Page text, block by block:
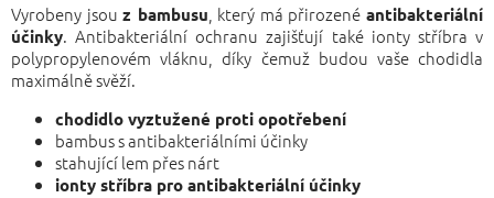
Vyrobeny jsouz bambusu , který má přirozenéantibakteriální
účinky. Antibakteriální ochranu zajišťují také ionty stříbra v
polypropylenovém vláknu, díky čemuž budou vaše chodidla
maximálně svěží.
chodidlo vyztužené proti opotřebení
bambus s antibakteriálními účinky
stahující lem přes nárt
ionty stříbra pro antibakteriální účinky